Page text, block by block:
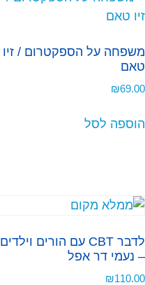
משפחה על הספקטרום / זיו
טאם
₪69.00
הוספה לסל
לדבר CBT עם הורים וילדים
– נעמי דר אפל
₪110.00